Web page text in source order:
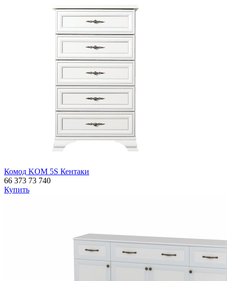
Комод KOM 5S Кентаки
66 373 73 740
Купить